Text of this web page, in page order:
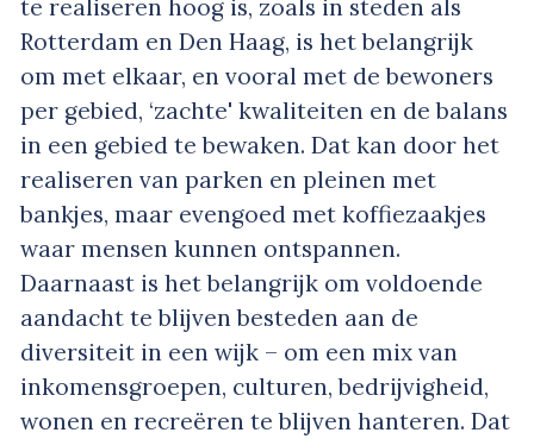
te realiseren hoog is, zoals in steden als
Rotterdam en Den Haag, is het belangrijk
om met elkaar, en vooral met de bewoners
per gebied, ‘zachte' kwaliteiten en de balans
in een gebied te bewaken. Dat kan door het
realiseren van parken en pleinen met
bankjes, maar evengoed met koffiezaakjes
waar mensen kunnen ontspannen.
Daarnaast is het belangrijk om voldoende
aandacht te blijven besteden aan de
diversiteit in een wijk – om een mix van
inkomensgroepen, culturen, bedrijvigheid,
wonen en recreëren te blijven hanteren. Dat